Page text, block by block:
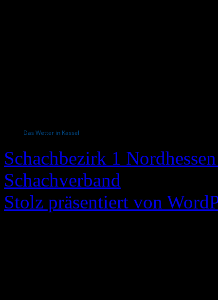
Das Wetter in Kassel
Schachbezirk 1
Schachverband
Stolz präsentiert von